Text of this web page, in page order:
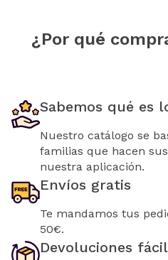
¿Por qué
Sabemos qué es
Nuestro catálogo se
familias que hacen
nuestra aplicación.
Envíos gratis
Te mandamos tus
50€.
Devoluciones